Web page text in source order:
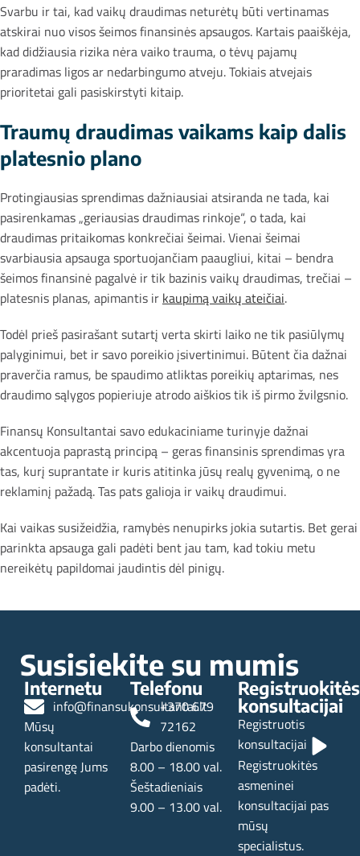
Svarbu ir tai, kad vaikų draudimas neturėtų būti vertinamas
atskirai nuo visos šeimos finansinės apsaugos. Kartais paaiškėja,
kad didžiausia rizika nėra vaiko trauma, o tėvų pajamų
praradimas ligos ar nedarbingumo atveju. Tokiais atvejais
prioritetai gali pasiskirstyti kitaip.
Traumų draudimas vaikams kaip dalis
platesnio plano
Protingiausias sprendimas dažniausiai atsiranda ne tada, kai
pasirenkamas „geriausias draudimas rinkoje“, o tada, kai
draudimas pritaikomas konkrečiai šeimai. Vienai šeimai
svarbiausia apsauga sportuojančiam paaugliui, kitai – bendra
šeimos finansinė pagalvė ir tik bazinis vaikų draudimas, trečiai –
platesnis planas, apimantis ir kaupimą vaikų ateičiai.
Todėl prieš pasirašant sutartį verta skirti laiko ne tik pasiūlymų
palyginimui, bet ir savo poreikio įsivertinimui. Būtent čia dažnai
praverčia ramus, be spaudimo atliktas poreikių aptarimas, nes
draudimo sąlygos popieriuje atrodo aiškios tik iš pirmo žvilgsnio.
Finansų Konsultantai savo edukaciniame turinyje dažnai
akcentuoja paprastą principą – geras finansinis sprendimas yra
tas, kurį suprantate ir kuris atitinka jūsų realų gyvenimą, o ne
reklaminį pažadą. Tas pats galioja ir vaikų draudimui.
Kai vaikas susižeidžia, ramybės nenupirks jokia sutartis. Bet gerai
parinkta apsauga gali padėti bent jau tam, kad tokiu metu
nereikėtų papildomai jaudintis dėl pinigų.
Susisiekite su mumis
Internetu
info@finansukonsultantai.lt
Mūsų
konsultantai
pasirengę Jums
padėti.
Telefonu
+370 679
72162
Darbo dienomis
8.00 – 18.00 val.
Šeštadieniais
9.00 – 13.00 val.
Registruokitės
konsultacijai
Registruotis
konsultacijai
Registruokitės
asmeninei
konsultacijai pas
mūsų
specialistus.